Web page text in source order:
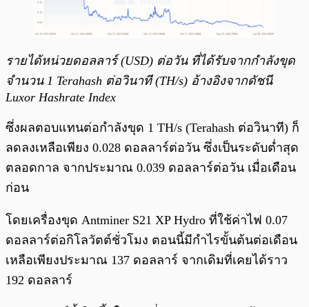
รายได้หน่วยดอลลาร์ (USD) ต่อวัน ที่ได้รับจากกำลังขุด
จำนวน 1 Terahash ต่อวินาที (TH/s) อ้างอิงจากดัชนี
Luxor Hashrate Index
ซึ่งผลตอบแทนต่อกำลังขุด 1 TH/s (Terahash ต่อวินาที) ก็
ลดลงเหลือเพียง 0.028 ดอลลาร์ต่อวัน ซึ่งเป็นระดับต่ำสุด
ตลอดกาล จากประมาณ 0.039 ดอลลาร์ต่อวัน เมื่อเดือน
ก่อน
โดยเครื่องขุด Antminer S21 XP Hydro ที่ใช้ค่าไฟ 0.07
ดอลลาร์ต่อกิโลวัตต์ชั่วโมง ตอนนี้มีกำไรขั้นต้นต่อเดือน
เหลือเพียงประมาณ 137 ดอลลาร์ จากเดิมที่เคยได้ราว
192 ดอลลาร์